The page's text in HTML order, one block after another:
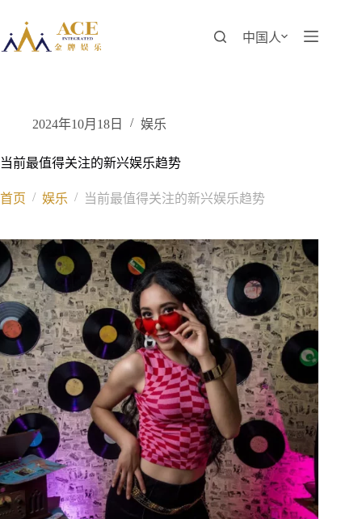
至
内
中国人
2024年10月18日 娱乐
当前最值得关注的新兴娱乐趋势
首页 / 娱乐 / 当前最值得关注的新兴娱乐趋势